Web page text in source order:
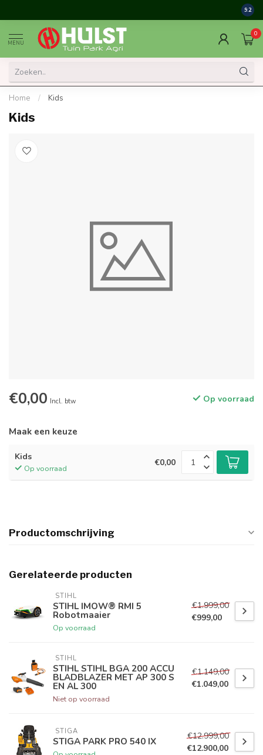
9.2
MENU
0
Home / Kids
Kids
€0,00 Incl. btw Op voorraad
Maak een keuze
Kids
Op voorraad
€0,00
Productomschrijving
Gerelateerde producten
STIHL
STIHL IMOW® RMI 5
Robotmaaier
Op voorraad
€1.999,00
€999,00
STIHL
STIHL STIHL BGA 200 ACCU
BLADBLAZER MET AP 300 S
EN AL 300
Niet op voorraad
€1.149,00
€1.049,00
STIGA
STIGA PARK PRO 540 IX
€12.999,00
€12.900,00